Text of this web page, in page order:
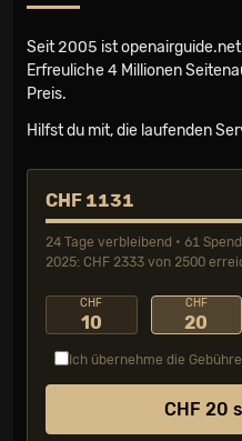
Seit 2005 ist
Erfreuliche 4 Millionen
Preis.
Hilfst du mit, die laufenden
CHF 1131
24 Tage verbleibend • 61
2025: CHF 2333 von 2500
CHF
10
CHF
20
Ich übernehme die
CHF 20